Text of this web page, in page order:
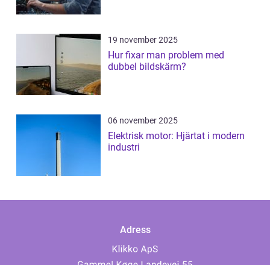
19 november 2025
Hur fixar man problem med
dubbel bildskärm?
06 november 2025
Elektrisk motor: Hjärtat i modern
industri
Adress